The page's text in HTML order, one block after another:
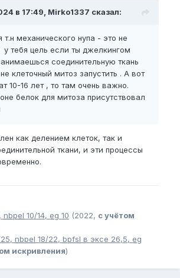
в 17:49, Mirko1337 сказал:
т.н механического нупа - это не
у тебя цель если ты джелкингом
соединительную ткань
клеточный митоз запустить . А вот
10-16 лет , то там очень важно.
белок для митоза присутствовал
как делением клеток, так и
ткани, и эти процессы
nbpel 10/14, eg 10 (2022, с учётом
nbpel 18/22, bpfsl в эксе 26,5, eg
искривления)